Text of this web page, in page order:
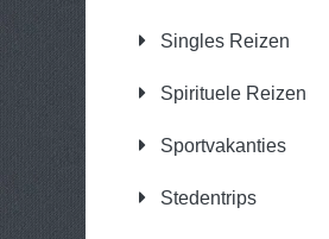
Singles Reizen
Spirituele Reizen
Sportvakanties
Stedentrips